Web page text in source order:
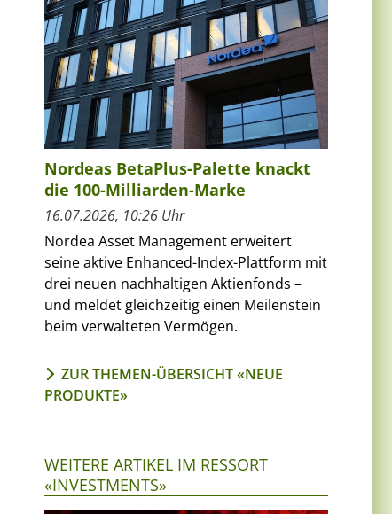
Nordeas BetaPlus-Palette knackt
die 100-Milliarden-Marke
16.07.2026, 10:26 Uhr
Nordea Asset Management erweitert
seine aktive Enhanced-Index-Plattform mit
drei neuen nachhaltigen Aktienfonds –
und meldet gleichzeitig einen Meilenstein
beim verwalteten Vermögen.
ZUR THEMEN-ÜBERSICHT «NEUE
PRODUKTE»
WEITERE ARTIKEL IM RESSORT
«INVESTMENTS»